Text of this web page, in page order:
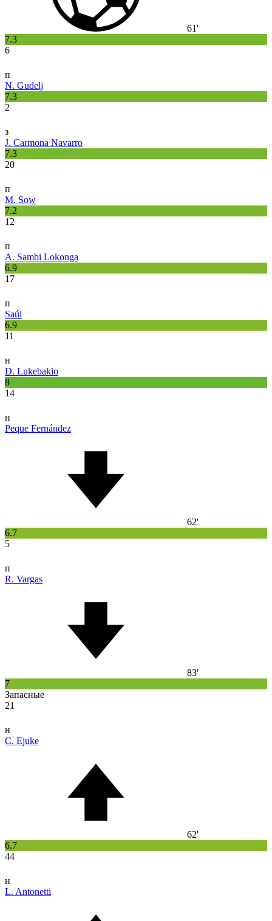
61'
7.3
6
п
N. Gudelj
7.3
2
з
J. Carmona Navarro
7.3
20
п
M. Sow
7.2
12
п
A. Sambi Lokonga
6.9
17
п
Saúl
6.9
11
н
D. Lukebakio
8
14
н
Peque Fernández
62'
6.7
5
п
R. Vargas
83'
7
Запасные
21
н
C. Ejuke
62'
6.7
44
н
L. Antonetti